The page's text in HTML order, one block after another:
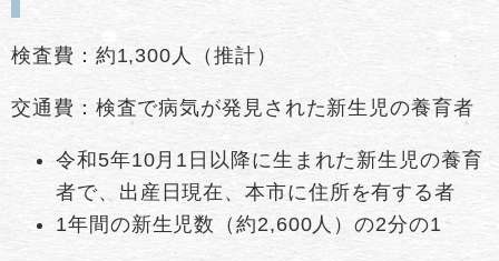
検査費：約1,300人（推計）
交通費：検査で病気が発見された新生児の養育者
令和5年10月1日以降に生まれた新生児の養育
者で、出産日現在、本市に住所を有する者
1年間の新生児数（約2,600人）の2分の1